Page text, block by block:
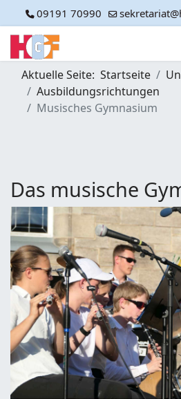
09191 70990
Aktuelle Seite: Startseite
Ausbildungsrichtungen
Musisches Gymnasium
Das musische